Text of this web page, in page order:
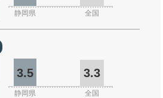
静岡県 全国
3.5 3.3
静岡県 全国